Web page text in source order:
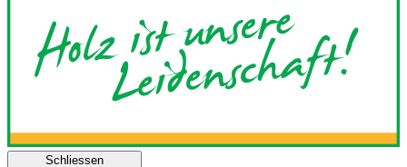
Schliessen